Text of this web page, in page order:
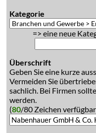
Kategorie
=> eine neue
Überschrift
Geben Sie eine kurze
Vermeiden Sie
sachlich. Bei Firmen
werden.
(80/80 Zeichen